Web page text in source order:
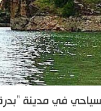
في مدينة